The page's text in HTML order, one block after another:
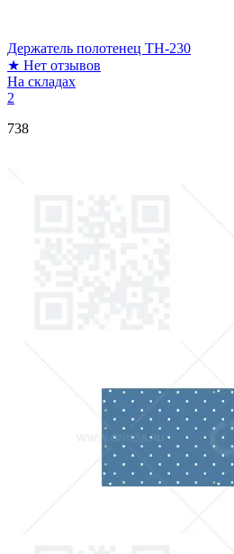
Держатель полотенец TH-230
★ Нет отзывов
На складах
2
738